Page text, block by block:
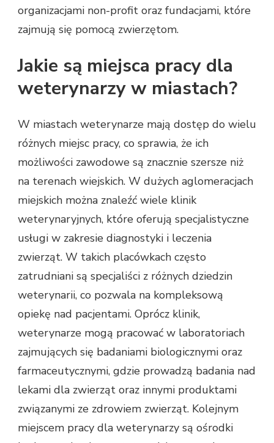
organizacjami non-profit oraz fundacjami, które
zajmują się pomocą zwierzętom.
Jakie są miejsca pracy dla
weterynarzy w miastach?
W miastach weterynarze mają dostęp do wielu
różnych miejsc pracy, co sprawia, że ich
możliwości zawodowe są znacznie szersze niż
na terenach wiejskich. W dużych aglomeracjach
miejskich można znaleźć wiele klinik
weterynaryjnych, które oferują specjalistyczne
usługi w zakresie diagnostyki i leczenia
zwierząt. W takich placówkach często
zatrudniani są specjaliści z różnych dziedzin
weterynarii, co pozwala na kompleksową
opiekę nad pacjentami. Oprócz klinik,
weterynarze mogą pracować w laboratoriach
zajmujących się badaniami biologicznymi oraz
farmaceutycznymi, gdzie prowadzą badania nad
lekami dla zwierząt oraz innymi produktami
związanymi ze zdrowiem zwierząt. Kolejnym
miejscem pracy dla weterynarzy są ośrodki